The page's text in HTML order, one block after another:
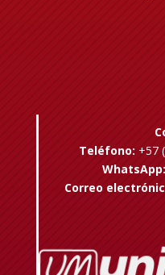
Teléfono: +57
WhatsApp:
Correo